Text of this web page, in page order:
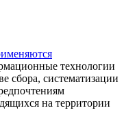
технологии
сбора, систематизации
на территории